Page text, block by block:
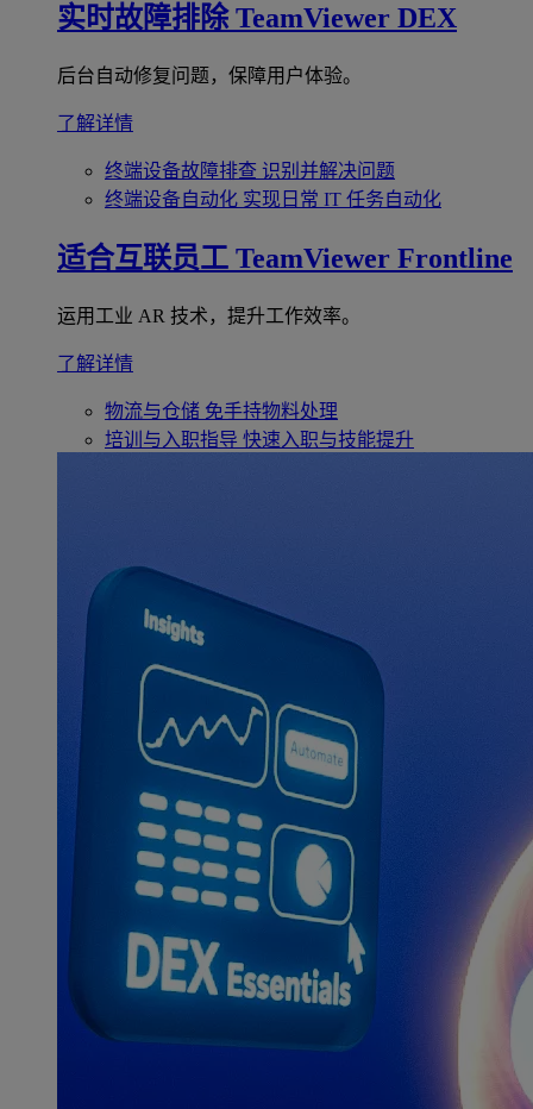
实时故障排除 TeamViewer DEX
后台自动修复问题，保障用户体验。
了解详情
终端设备故障排查 识别并解决问题
终端设备自动化 实现日常 IT 任务自动化
适合互联员工 TeamViewer Frontline
运用工业 AR 技术，提升工作效率。
了解详情
物流与仓储 免手持物料处理
培训与入职指导 快速入职与技能提升